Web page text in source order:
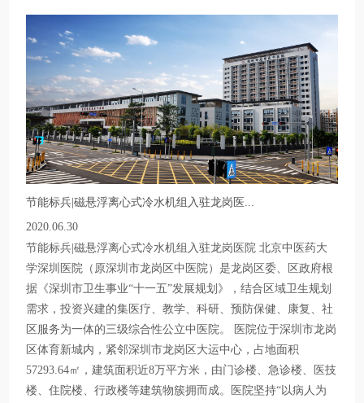
节能标兵|磁悬浮离心式冷水机组入驻龙岗医...
2020.06.30
节能标兵|磁悬浮离心式冷水机组入驻龙岗医院 北京中医药大
学深圳医院（原深圳市龙岗区中医院）是龙岗区委、区政府根
据《深圳市卫生事业“十一五”发展规划》，结合区域卫生规划
需求，投资兴建的集医疗、教学、科研、预防保健、康复、社
区服务为一体的三级综合性公立中医院。 医院位于深圳市龙岗
区体育新城内，紧邻深圳市龙岗区大运中心，占地面积
57293.64㎡，建筑面积近8万平方米，由门诊楼、急诊楼、医技
楼、住院楼、行政楼等建筑物簇拥而成。医院坚持“以病人为